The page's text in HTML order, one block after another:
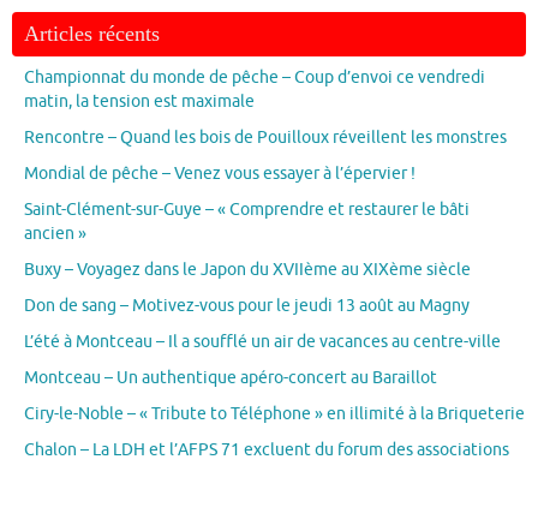
Articles récents
Championnat du monde de pêche – Coup d’envoi ce vendredi
matin, la tension est maximale
Rencontre – Quand les bois de Pouilloux réveillent les monstres
Mondial de pêche – Venez vous essayer à l’épervier !
Saint-Clément-sur-Guye – « Comprendre et restaurer le bâti
ancien »
Buxy – Voyagez dans le Japon du XVIIème au XIXème siècle
Don de sang – Motivez-vous pour le jeudi 13 août au Magny
L’été à Montceau – Il a soufflé un air de vacances au centre-ville
Montceau – Un authentique apéro-concert au Baraillot
Ciry-le-Noble – « Tribute to Téléphone » en illimité à la Briqueterie
Chalon – La LDH et l’AFPS 71 excluent du forum des associations